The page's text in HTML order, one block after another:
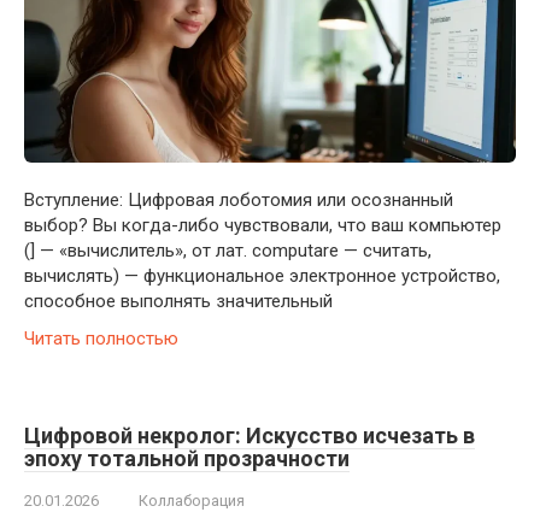
Вступление: Цифровая лоботомия или осознанный
выбор? Вы когда-либо чувствовали, что ваш компьютер
(] — «вычислитель», от лат. computare — считать,
вычислять) — функциональное электронное устройство,
способное выполнять значительный
Читать полностью
Цифровой некролог: Искусство исчезать в
эпоху тотальной прозрачности
20.01.2026 Коллаборация